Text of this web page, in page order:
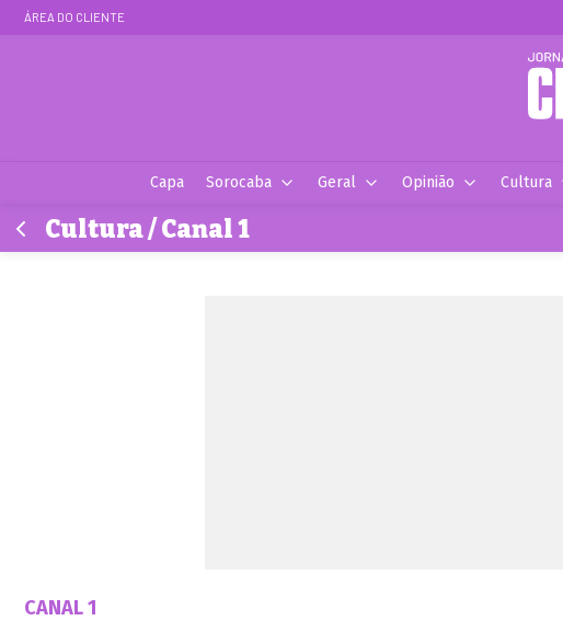
ÁREA DO CLIENTE
Capa Sorocaba Geral Opinião Cultura
Cultura / Canal 1
CANAL 1